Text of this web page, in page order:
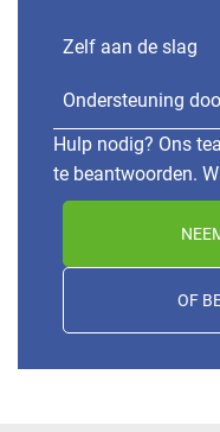
Zelf aan de slag
Ondersteuning
Hulp nodig? Ons
te beantwoorden.
OF